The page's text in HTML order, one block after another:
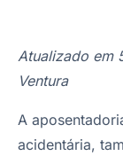
Atualizado em
Ventura
A
acidentária,